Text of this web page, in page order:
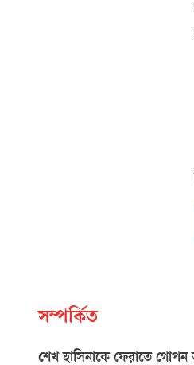
সম্পর্কিত
শেখ হাসিনাকে ফেরাতে